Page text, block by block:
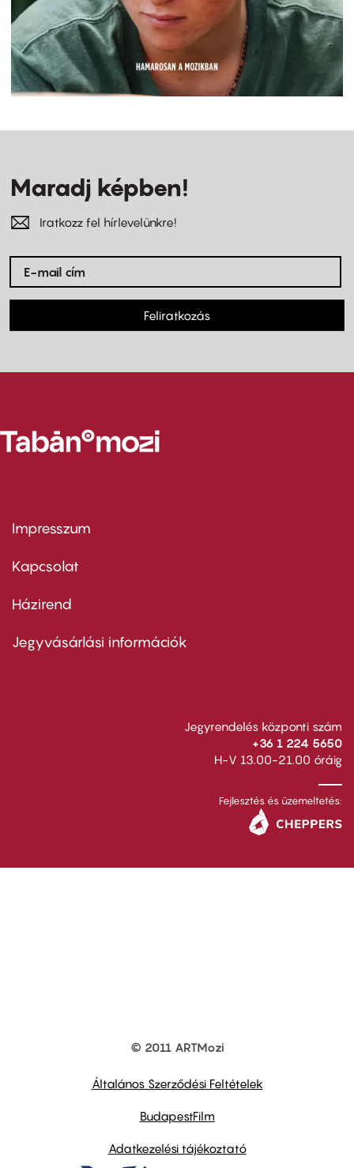
Maradj képben!
Iratkozz fel hírlevelünkre!
Feliratkozás
Footer
first
Impresszum
Kapcsolat
Footer
second
Házirend
Jegyvásárlási információk
Jegyrendelés központi szám
+36 1 224 5650
H-V 13.00-21.00 óráig
Fejlesztés és üzemeltetés:
© 2011 ARTMozi
Általános Szerződési Feltételek
BudapestFilm
Adatkezelési tájékoztató